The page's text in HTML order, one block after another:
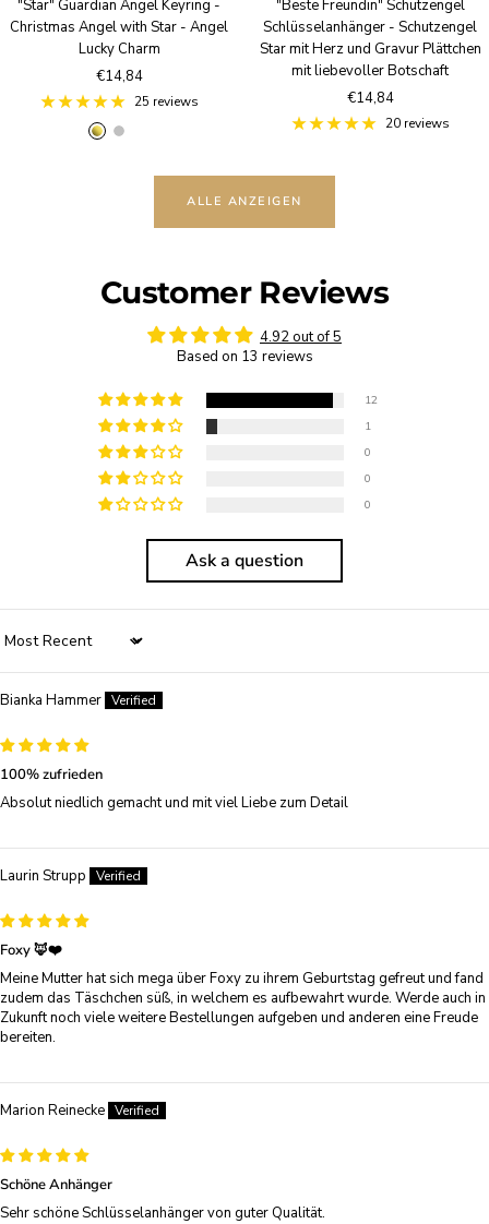
"Star" Guardian Angel Keyring -
Christmas Angel with Star - Angel
Lucky Charm
Sale
price
€14,84
25 reviews
g
S
d
"Beste Freundin" Schutzengel
Schlüsselanhänger - Schutzengel
Star mit Herz und Gravur Plättchen
mit liebevoller Botschaft
Sale
price
€14,84
20 reviews
ALLE ANZEIGEN
Customer Reviews
4.92 out of 5
Based on 13 reviews
12
1
0
0
0
Ask a question
Sort by
Bianka Hammer
100% zufrieden
Absolut niedlich gemacht und mit viel Liebe zum Detail
Laurin Strupp
Foxy 🦊❤️
Meine Mutter hat sich mega über Foxy zu ihrem Geburtstag gefreut und fand
zudem das Täschchen süß, in welchem es aufbewahrt wurde. Werde auch in
Zukunft noch viele weitere Bestellungen aufgeben und anderen eine Freude
bereiten.
Marion Reinecke
Schöne Anhänger
Sehr schöne Schlüsselanhänger von guter Qualität.